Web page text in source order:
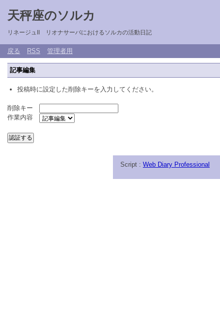
天秤座のソルカ
リネージュII リオナサーバにおけるソルカの活動日記
戻る RSS 管理者用
記事編集
投稿時に設定した削除キーを入力してください。
削除キー
作業内容
Script : Web Diary Professional